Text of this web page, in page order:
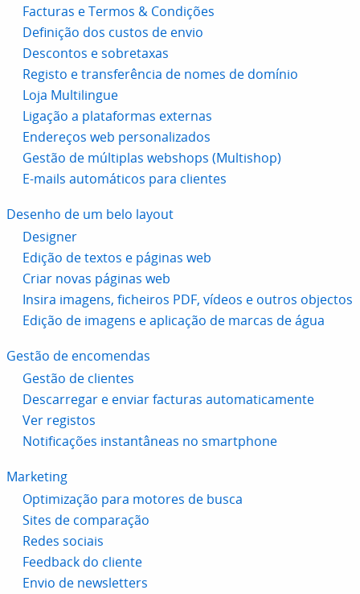
Facturas e Termos & Condições
Definição dos custos de envio
Descontos e sobretaxas
Registo e transferência de nomes de domínio
Loja Multilingue
Ligação a plataformas externas
Endereços web personalizados
Gestão de múltiplas webshops (Multishop)
E-mails automáticos para clientes
Desenho de um belo layout
Designer
Edição de textos e páginas web
Criar novas páginas web
Insira imagens, ficheiros PDF, vídeos e outros objectos
Edição de imagens e aplicação de marcas de água
Gestão de encomendas
Gestão de clientes
Descarregar e enviar facturas automaticamente
Ver registos
Notificações instantâneas no smartphone
Marketing
Optimização para motores de busca
Sites de comparação
Redes sociais
Feedback do cliente
Envio de newsletters